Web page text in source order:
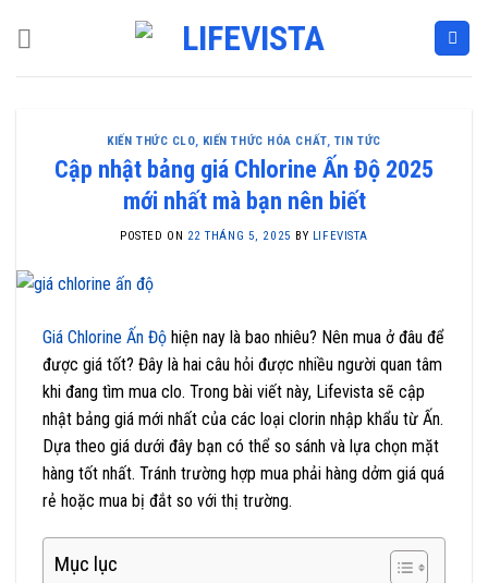
KIẾN THỨC CLO, KIẾN THỨC HÓA CHẤT, TIN TỨC
Cập nhật bảng giá Chlorine Ấn Độ 2025
mới nhất mà bạn nên biết
POSTED ON 22 THÁNG 5, 2025 BY LIFEVISTA
Giá Chlorine Ấn Độ hiện nay là bao nhiêu? Nên mua ở đâu để
được giá tốt? Đây là hai câu hỏi được nhiều người quan tâm
khi đang tìm mua clo. Trong bài viết này, Lifevista sẽ cập
nhật bảng giá mới nhất của các loại clorin nhập khẩu từ Ấn.
Dựa theo giá dưới đây bạn có thể so sánh và lựa chọn mặt
hàng tốt nhất. Tránh trường hợp mua phải hàng dởm giá quá
rẻ hoặc mua bị đắt so với thị trường.
Mục lục